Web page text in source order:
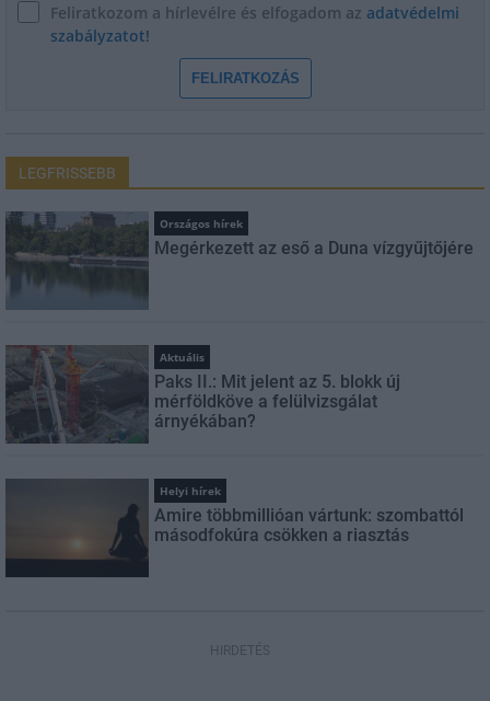
Feliratkozom a hírlevélre és elfogadom az adatvédelmi
szabályzatot!
FELIRATKOZÁS
LEGFRISSEBB
Országos hírek
Megérkezett az eső a Duna vízgyűjtőjére
Aktuális
Paks II.: Mit jelent az 5. blokk új
mérföldköve a felülvizsgálat
árnyékában?
Helyi hírek
Amire többmillióan vártunk: szombattól
másodfokúra csökken a riasztás
HIRDETÉS